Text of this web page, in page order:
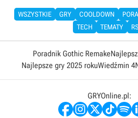
WSZYSTKIE GRY COOLDOWN
TECH
TEMATY
Poradnik Gothic Remake
Najlepsze gry 2025 rokuWiedźmin 4
GRYOnline.pl: